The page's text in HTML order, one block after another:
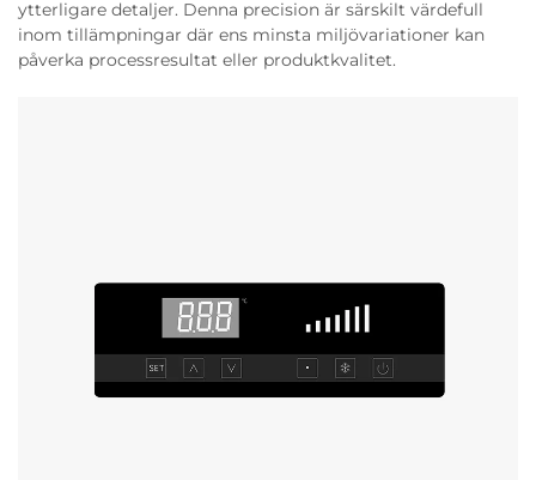
ytterligare detaljer. Denna precision är särskilt värdefull
inom tillämpningar där ens minsta miljövariationer kan
påverka processresultat eller produktkvalitet.